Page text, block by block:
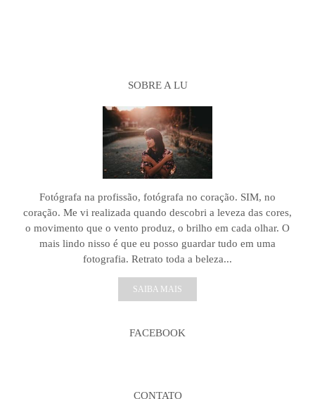
SOBRE A LU
Fotógrafa na profissão, fotógrafa no coração. SIM, no
coração. Me vi realizada quando descobri a leveza das cores,
o movimento que o vento produz, o brilho em cada olhar. O
mais lindo nisso é que eu posso guardar tudo em uma
fotografia. Retrato toda a beleza...
SAIBA MAIS
FACEBOOK
CONTATO